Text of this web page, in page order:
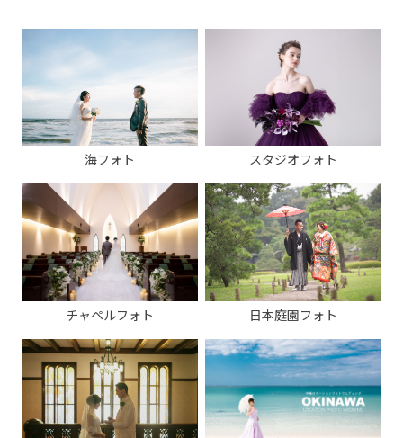
海フォト スタジオフォト
チャペルフォト 日本庭園フォト